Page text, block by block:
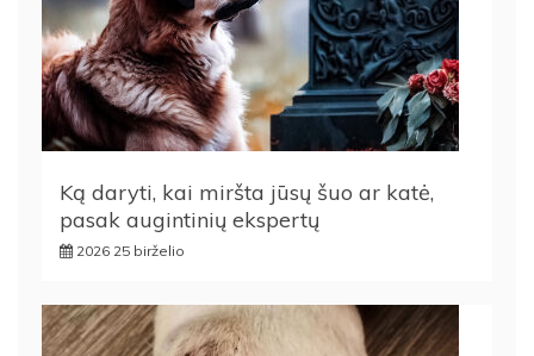
Ką daryti, kai miršta jūsų šuo ar katė,
pasak augintinių ekspertų
2026 25 birželio